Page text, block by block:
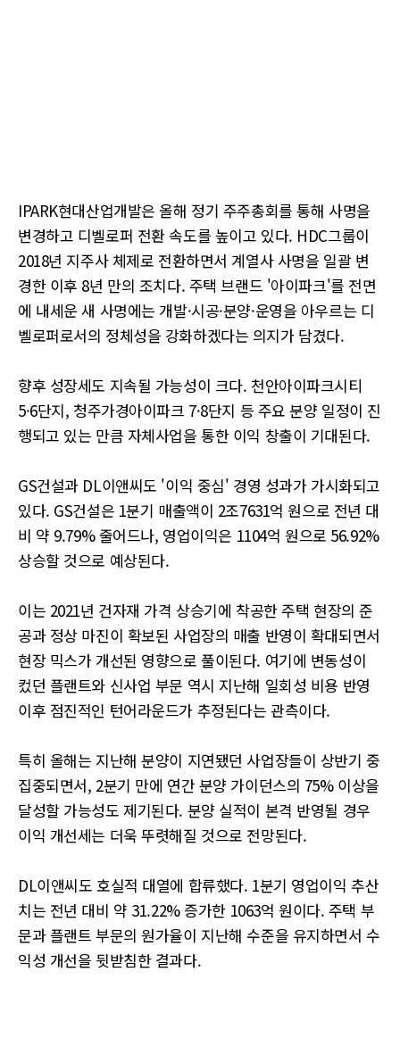
IPARK현대산업개발은 올해 정기 주주총회를 통해 사명을
변경하고 디벨로퍼 전환 속도를 높이고 있다. HDC그룹이
2018년 지주사 체제로 전환하면서 계열사 사명을 일괄 변
경한 이후 8년 만의 조치다. 주택 브랜드 '아이파크'를 전면
에 내세운 새 사명에는 개발·시공·분양·운영을 아우르는 디
벨로퍼로서의 정체성을 강화하겠다는 의지가 담겼다.
향후 성장세도 지속될 가능성이 크다. 천안아이파크시티
5·6단지, 청주가경아이파크 7·8단지 등 주요 분양 일정이 진
행되고 있는 만큼 자체사업을 통한 이익 창출이 기대된다.
GS건설과 DL이앤씨도 '이익 중심' 경영 성과가 가시화되고
있다. GS건설은 1분기 매출액이 2조7631억 원으로 전년 대
비 약 9.79% 줄어드나, 영업이익은 1104억 원으로 56.92%
상승할 것으로 예상된다.
이는 2021년 건자재 가격 상승기에 착공한 주택 현장의 준
공과 정상 마진이 확보된 사업장의 매출 반영이 확대되면서
현장 믹스가 개선된 영향으로 풀이된다. 여기에 변동성이
컸던 플랜트와 신사업 부문 역시 지난해 일회성 비용 반영
이후 점진적인 턴어라운드가 추정된다는 관측이다.
특히 올해는 지난해 분양이 지연됐던 사업장들이 상반기 중
집중되면서, 2분기 만에 연간 분양 가이던스의 75% 이상을
달성할 가능성도 제기된다. 분양 실적이 본격 반영될 경우
이익 개선세는 더욱 뚜렷해질 것으로 전망된다.
DL이앤씨도 호실적 대열에 합류했다. 1분기 영업이익 추산
치는 전년 대비 약 31.22% 증가한 1063억 원이다. 주택 부
문과 플랜트 부문의 원가율이 지난해 수준을 유지하면서 수
익성 개선을 뒷받침한 결과다.